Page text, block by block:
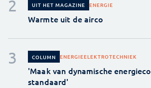
UIT HET MAGAZINE ENERGIE
Warmte uit de airco
COLUMN ENERGIEELEKTROTECHNIEK
'Maak van dynamische
standaard'